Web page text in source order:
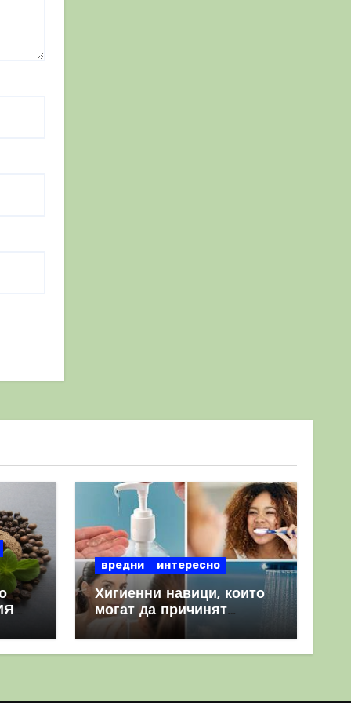
вредни интересно
Хигиенни навици, които
могат да причинят
повече вреда, отколкото
полза